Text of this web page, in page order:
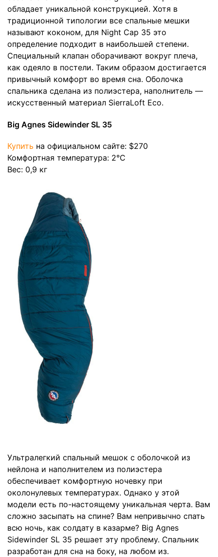
обладает уникальной конструкцией. Хотя в
традиционной типологии все спальные мешки
называют коконом, для Night Cap 35 это
определение подходит в наибольшей степени.
Специальный клапан оборачивают вокруг плеча,
как одеяло в постели. Таким образом достигается
привычный комфорт во время сна. Оболочка
спальника сделана из полиэстера, наполнитель —
искусственный материал SierraLoft Eco.
Big Agnes Sidewinder SL 35
Купить на официальном сайте: $270
Комфортная температура: 2°C
Вес: 0,9 кг
Ультралегкий спальный мешок с оболочкой из
нейлона и наполнителем из полиэстера
обеспечивает комфортную ночевку при
околонулевых температурах. Однако у этой
модели есть по-настоящему уникальная черта. Вам
сложно засыпать на спине? Вам непривычно спать
всю ночь, как солдату в казарме? Big Agnes
Sidewinder SL 35 решает эту проблему. Спальник
разработан для сна на боку, на любом из.